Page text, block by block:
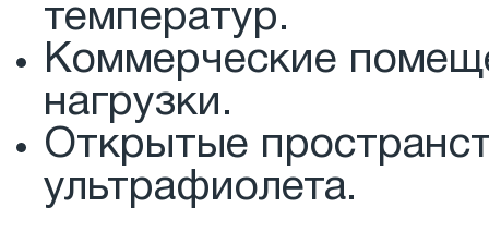
температур.
Коммерческие
нагрузки.
Открытые
ультрафиолета.